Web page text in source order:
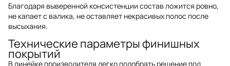
Благодаря выверенной консистенции состав ложится ровно,
не капает с валика, не оставляет некрасивых полос после
высыхания.
Технические параметры финишных
покрытий
В линейке производителя легко подобрать решение под